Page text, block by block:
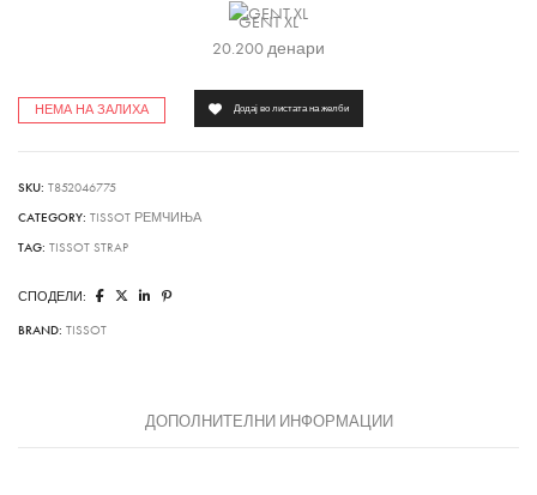
GENT XL
20.200денари
НЕМА НА ЗАЛИХА Додај во листата на желби
SKU: T852046775
CATEGORY: TISSOT РЕМЧИЊА
TAG: TISSOT STRAP
СПОДЕЛИ:
BRAND: TISSOT
ДОПОЛНИТЕЛНИ ИНФОРМАЦИИ